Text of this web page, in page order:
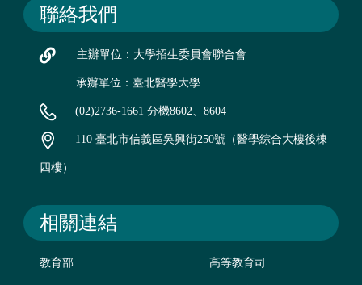
聯絡我們
主辦單位：大學招生委員會聯合會
承辦單位：臺北醫學大學
(02)2736-1661 分機8602、8604
110 臺北市信義區吳興街250號（醫學綜合大樓後棟
四樓）
相關連結
教育部 高等教育司